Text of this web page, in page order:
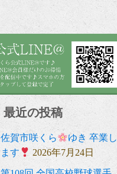
最近の投稿
佐賀市咲くら
ゆき 卒業し
ます
2026年7月24日